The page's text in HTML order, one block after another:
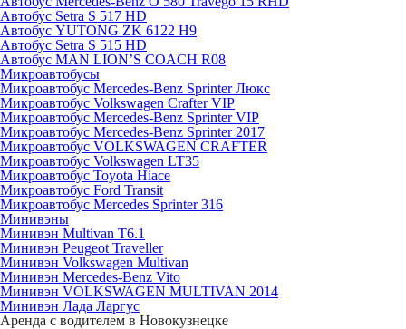
Автобус Setra S 517 HD
Автобус YUTONG ZK 6122 H9
Автобус Setra S 515 HD
Автобус MAN LION’S COACH R08
Микроавтобусы
Микроавтобус Mercedes-Benz Sprinter Люкс
Микроавтобус Volkswagen Crafter VIP
Микроавтобус Mercedes-Benz Sprinter VIP
Микроавтобус Mercedes-Benz Sprinter 2017
Микроавтобус VOLKSWAGEN CRAFTER
Микроавтобус Volkswagen LT35
Микроавтобус Toyota Hiace
Микроавтобус Ford Transit
Микроавтобус Mercedes Sprinter 316
Минивэны
Минивэн Multivan Т6.1
Минивэн Peugeot Traveller
Минивэн Volkswagen Multivan
Минивэн Mercedes-Benz Vito
Минивэн VOLKSWAGEN MULTIVAN 2014
Минивэн Лада Ларгус
Аренда с водителем в Новокузнецке